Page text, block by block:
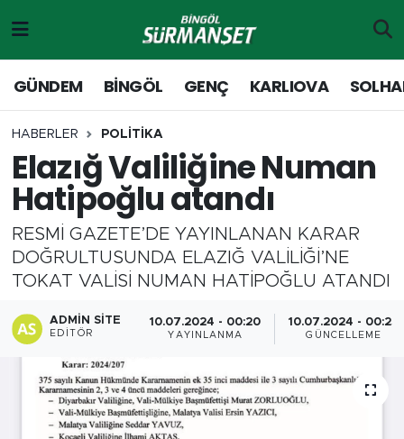
GÜNDEM BİNGÖL GENÇ KARLIOVA
HABERLER POLİTİKA
Elazığ Valiliğine Numan
Hatipoğlu atandı
RESMİ GAZETE’DE YAYINLANAN KARAR
DOĞRULTUSUNDA ELAZIĞ VALİLİĞİ’NE
TOKAT VALİSİ NUMAN HATİPOĞLU ATANDI
ADMIN SITE
EDITÖR
10.07.2024 - 00:20
YAYINLANMA
10.07.2024 - 00:25
GÜNCELLEME
Genç
Solhan
Karlıova
Adaklı-Kiğı
Siyaset
Spor
Merkez Hava Durumu
Merkez Trafik Yoğunluk Haritası
Süper Lig Puan Durumu ve Fikstür
Tüm Manşetler